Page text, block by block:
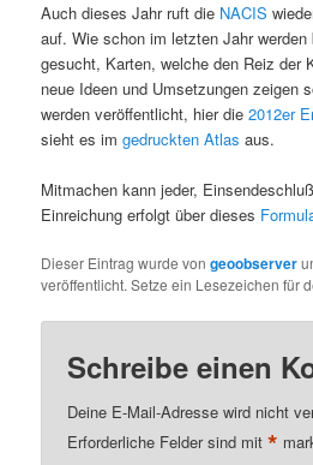
Auch dieses Jahr ruft die NACIS
auf. Wie schon im letzten Jahr
gesucht, Karten, welche den Reiz der
neue Ideen und Umsetzungen zeigen
werden veröffentlicht, hier die2012er
sieht es imgedruckten Atlas aus.
Mitmachen kann jeder,
Einreichung erfolgt über dieses
Dieser Eintrag wurde vongeoobserver
veröffentlicht. Setze ein Lesezeichen für
Schreibe einen
Deine E-Mail-Adresse wird nicht
Erforderliche Felder sind mit*